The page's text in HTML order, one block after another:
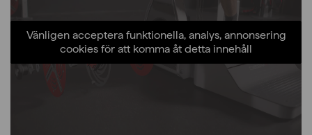
Vänligen acceptera funktionella, analys, annonsering
cookies för att komma åt detta innehåll